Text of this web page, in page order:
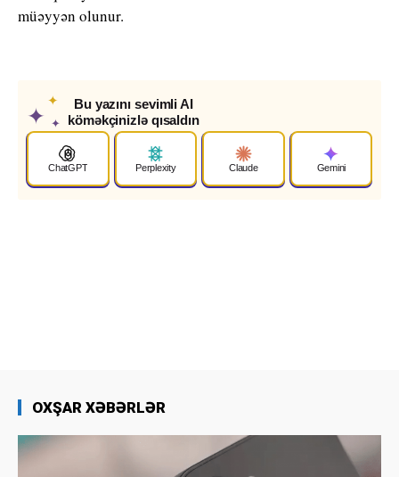
müəyyən olunur.
✦
✦
✦
Bu yazını sevimli AI
köməkçinizlə qısaldın
ChatGPT Perplexity Claude Gemini
OXŞAR XƏBƏRLƏR